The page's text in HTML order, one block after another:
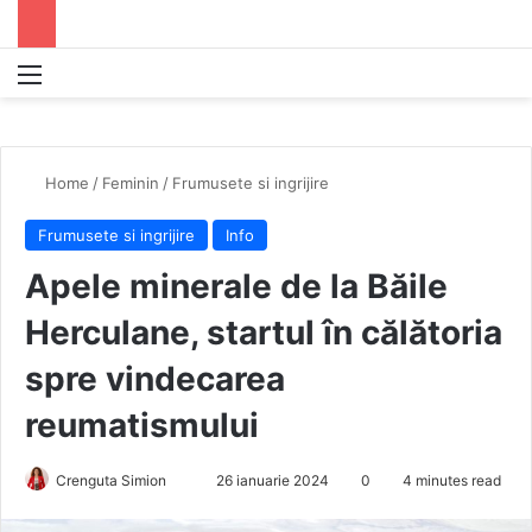
Home / Feminin / Frumusete si ingrijire
Frumusete si ingrijire Info
Apele minerale de la Băile
Herculane, startul în călătoria
spre vindecarea
reumatismului
Crenguta Simion 26 ianuarie 2024 0 4 minutes read